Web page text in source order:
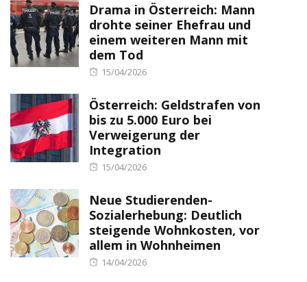
Drama in Österreich: Mann
drohte seiner Ehefrau und
einem weiteren Mann mit
dem Tod
Posted
15/04/2026
Österreich: Geldstrafen von
bis zu 5.000 Euro bei
Verweigerung der
Integration
Posted
15/04/2026
Neue Studierenden-
Sozialerhebung: Deutlich
steigende Wohnkosten, vor
allem in Wohnheimen
Posted
14/04/2026